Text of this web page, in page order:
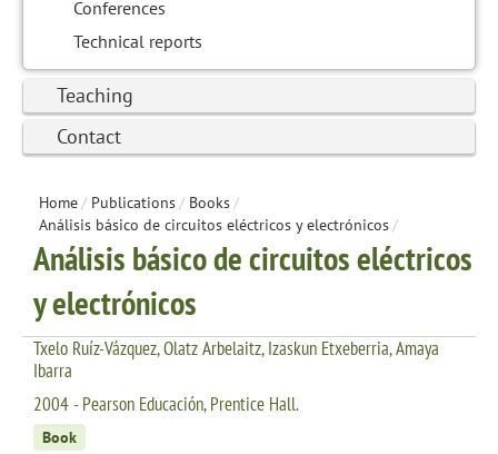
Conferences
Technical reports
Teaching
Contact
Home/ Publications/ Books/
Análisis básico de circuitos eléctricos y electrónicos/
Análisis básico de circuitos eléctricos
y electrónicos
Txelo Ruíz-Vázquez, Olatz Arbelaitz, Izaskun Etxeberria, Amaya
Ibarra
2004 - Pearson Educación, Prentice Hall.
Book